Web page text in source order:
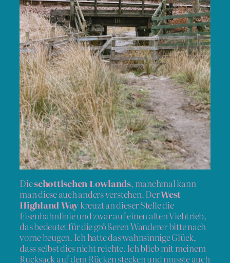
Dieschottischen Lowlands, manchmal kann
man diese auch anders verstehen. DerWest
Highland Waykreuzt an dieser Stelle die
Eisenbahnlinie und zwar auf einen alten Viehtrieb,
das bedeutet für die größeren Wanderer bitte nach
vorne beugen. Ich hatte das wahnsinnige Glück,
dass selbst dies nicht reichte. Ich blieb mit meinem
Rucksack auf dem Rücken stecken und musste auch